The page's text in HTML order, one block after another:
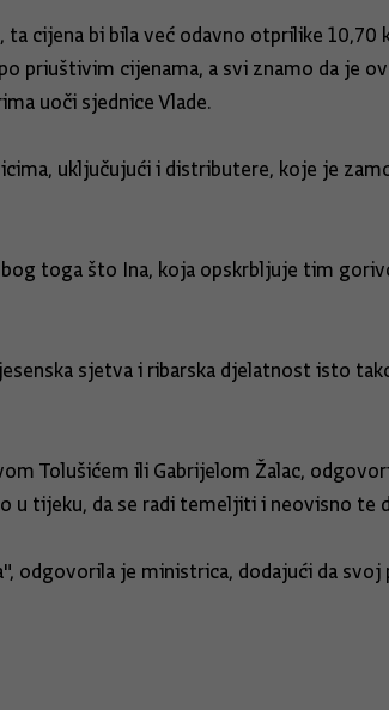
cijena bi bila već odavno otprilike
priuštivim cijenama, a svi znamo da je
uoči sjednice Vlade.
uključujući i distributere, koje je
toga što Ina, koja opskrbljuje tim
sjetva i ribarska djelatnost isto
Tolušićem ili Gabrijelom Žalac,
u tijeku, da se radi temeljiti i neovisno te
odgovorila je ministrica, dodajući da